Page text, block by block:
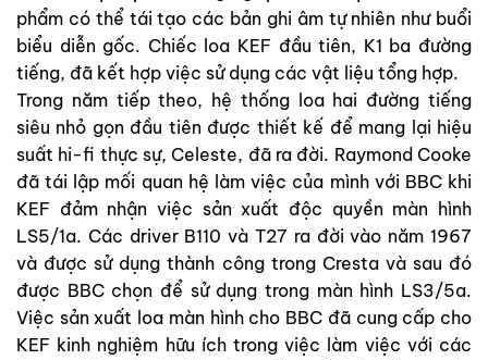
phẩm có thể tái tạo các bản ghi âm tự nhiên như buổi
biểu diễn gốc. Chiếc loa KEF đầu tiên, K1 ba đường
tiếng, đã kết hợp việc sử dụng các vật liệu tổng hợp.
Trong năm tiếp theo, hệ thống loa hai đường tiếng
siêu nhỏ gọn đầu tiên được thiết kế để mang lại hiệu
suất hi-fi thực sự, Celeste, đã ra đời. Raymond Cooke
đã tái lập mối quan hệ làm việc của mình với BBC khi
KEF đảm nhận việc sản xuất độc quyền màn hình
LS5/1a. Các driver B110 và T27 ra đời vào năm 1967
và được sử dụng thành công trong Cresta và sau đó
được BBC chọn để sử dụng trong màn hình LS3/5a.
Việc sản xuất loa màn hình cho BBC đã cung cấp cho
KEF kinh nghiệm hữu ích trong việc làm việc với các